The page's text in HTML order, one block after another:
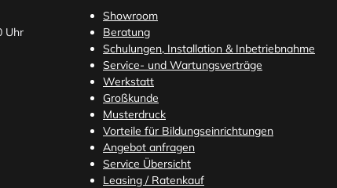
Uhr
Showroom
Beratung
Schulungen, Installation & Inbetriebnahme
Service- und Wartungsverträge
Werkstatt
Großkunde
Musterdruck
Vorteile für Bildungseinrichtungen
Angebot anfragen
Service Übersicht
Leasing / Ratenkauf